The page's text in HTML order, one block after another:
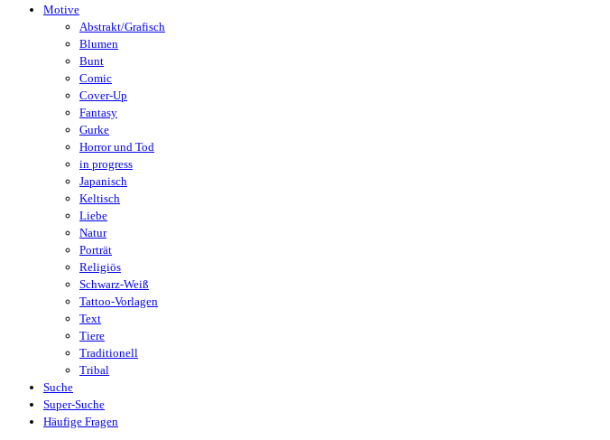
Motive
Abstrakt/Grafisch
Blumen
Bunt
Comic
Cover-Up
Fantasy
Gurke
Horror und Tod
in progress
Japanisch
Keltisch
Liebe
Natur
Porträt
Religiös
Schwarz-Weiß
Tattoo-Vorlagen
Text
Tiere
Traditionell
Tribal
Suche
Super-Suche
Häufige Fragen